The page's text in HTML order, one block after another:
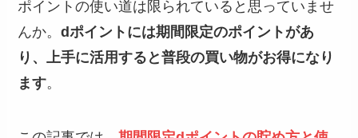
ポイントの使い道は限られていると思っていませ
んか。dポイントには期間限定のポイントがあ
り、上手に活用すると普段の買い物がお得になり
ます。